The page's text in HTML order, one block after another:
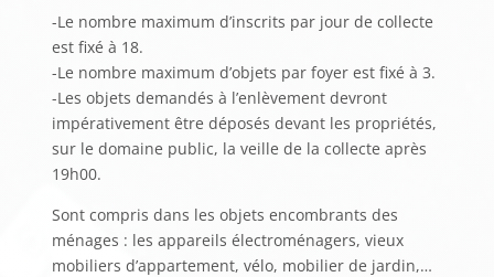
-Le nombre maximum d’inscrits par jour de collecte
est fixé à 18.
-Le nombre maximum d’objets par foyer est fixé à 3.
-Les objets demandés à l’enlèvement devront
impérativement être déposés devant les propriétés,
sur le domaine public, la veille de la collecte après
19h00.
Sont compris dans les objets encombrants des
ménages : les appareils électroménagers, vieux
mobiliers d’appartement, vélo, mobilier de jardin,…